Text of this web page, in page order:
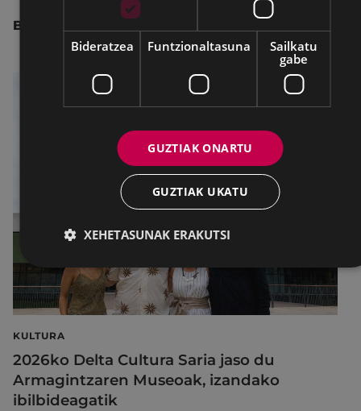
BESTE ALBISTE BATZUK
KULTURA
2026ko Delta Cultura Saria jaso du
Armagintzaren Museoak, izandako
ibilbideagatik
Bideratzea Funtzionaltasuna
Sailkatu
gabe
GUZTIAK ONARTU
GUZTIAK UKATU
XEHETASUNAK ERAKUTSI